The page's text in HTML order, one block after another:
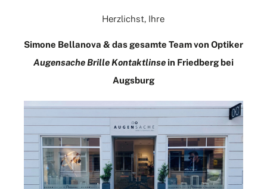
Herzlichst, Ihre
Simone Bellanova & das gesamte Team von Optiker
Augensache Brille Kontaktlinsein Friedberg bei
Augsburg